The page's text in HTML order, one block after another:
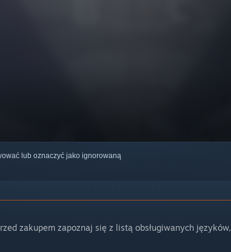
lub oznaczyć jako ignorowaną
zakupem zapoznaj się z listą obsługiwanych języków,